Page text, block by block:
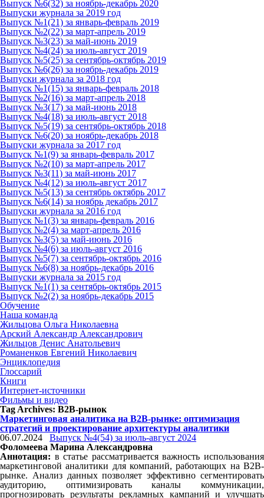
Выпуск №6(32) за ноябрь-декабрь 2020
Выпуски журнала за 2019 год
Выпуск №1(21) за январь-февраль 2019
Выпуск №2(22) за март-апрель 2019
Выпуск №3(23) за май-июнь 2019
Выпуск №4(24) за июль-август 2019
Выпуск №5(25) за сентябрь-октябрь 2019
Выпуск №6(26) за ноябрь-декабрь 2019
Выпуски журнала за 2018 год
Выпуск №1(15) за январь-февраль 2018
Выпуск №2(16) за март-апрель 2018
Выпуск №3(17) за май-июнь 2018
Выпуск №4(18) за июль-август 2018
Выпуск №5(19) за сентябрь-октябрь 2018
Выпуск №6(20) за ноябрь-декабрь 2018
Выпуски журнала за 2017 год
Выпуск №1(9) за январь-февраль 2017
Выпуск №2(10) за март-апрель 2017
Выпуск №3(11) за май-июнь 2017
Выпуск №4(12) за июль-август 2017
Выпуск №5(13) за сентябрь октябрь 2017
Выпуск №6(14) за ноябрь декабрь 2017
Выпуски журнала за 2016 год
Выпуск №1(3) за январь-февраль 2016
Выпуск №2(4) за март-апрель 2016
Выпуск №3(5) за май-июнь 2016
Выпуск №4(6) за июль-август 2016
Выпуск №5(7) за сентябрь-октябрь 2016
Выпуск №6(8) за ноябрь-декабрь 2016
Выпуски журнала за 2015 год
Выпуск №1(1) за сентябрь-октябрь 2015
Выпуск №2(2) за ноябрь-декабрь 2015
Обучение
Наша команда
Жильцова Ольга Николаевна
Арский Александр Александрович
Жильцов Денис Анатольевич
Романенков Евгений Николаевич
Энциклопедия
Глоссарий
Книги
Интернет-источники
Фильмы и видео
Tag Archives: B2B-рынок
Маркетинговая аналитика на В2В-рынке: оптимизация
стратегий и проектирование архитектуры аналитики
06.07.2024
Выпуск №4(54) за июль-август 2024
Фоломеева Марина Александровна
Аннотация: в статье рассматривается важность использования
маркетинговой аналитики для компаний, работающих на B2B-
рынке. Анализ данных позволяет эффективно сегментировать
аудиторию, оптимизировать каналы коммуникации,
прогнозировать результаты рекламных кампаний и улучшать